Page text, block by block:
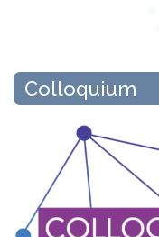
Colloquium